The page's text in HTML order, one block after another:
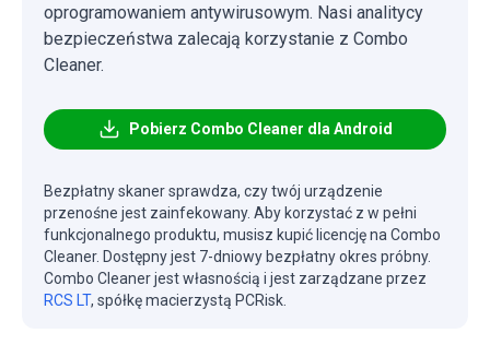
oprogramowaniem antywirusowym. Nasi analitycy
bezpieczeństwa zalecają korzystanie z Combo
Cleaner.
Pobierz Combo Cleaner dla Android
Bezpłatny skaner sprawdza, czy twój urządzenie
przenośne jest zainfekowany. Aby korzystać z w pełni
funkcjonalnego produktu, musisz kupić licencję na Combo
Cleaner. Dostępny jest 7-dniowy bezpłatny okres próbny.
Combo Cleaner jest własnością i jest zarządzane przez
RCS LT, spółkę macierzystą PCRisk.